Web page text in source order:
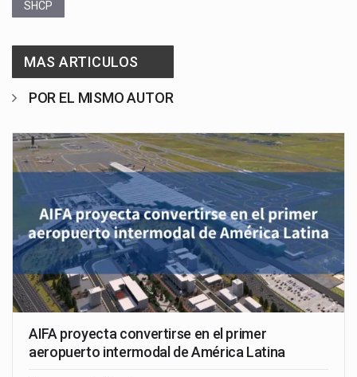
SHCP
MAS ARTICULOS
POR EL MISMO AUTOR
AIFA proyecta convertirse en el primer
aeropuerto intermodal de América Latina